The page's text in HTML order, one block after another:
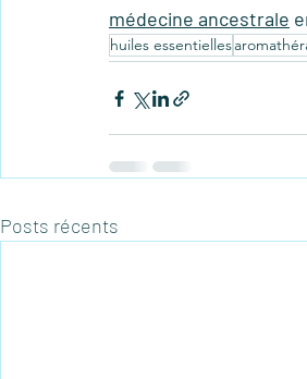
médecine ancestrale
huiles essentielles
Posts récents